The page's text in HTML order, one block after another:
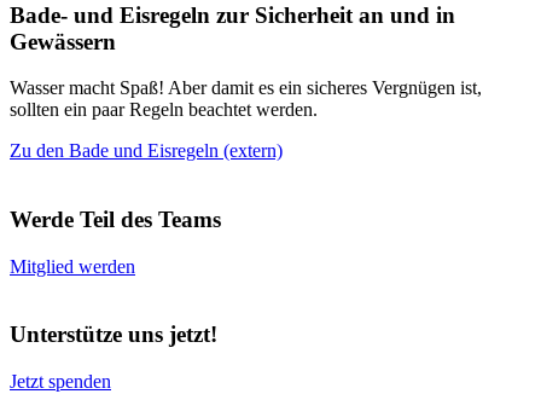
Bade- und Eisregeln zur Sicherheit an und in
Gewässern
Wasser macht Spaß! Aber damit es ein sicheres Vergnügen ist,
sollten ein paar Regeln beachtet werden.
Zu den Bade und Eisregeln (extern)
Werde Teil des Teams
Mitglied werden
Unterstütze uns jetzt!
Jetzt spenden